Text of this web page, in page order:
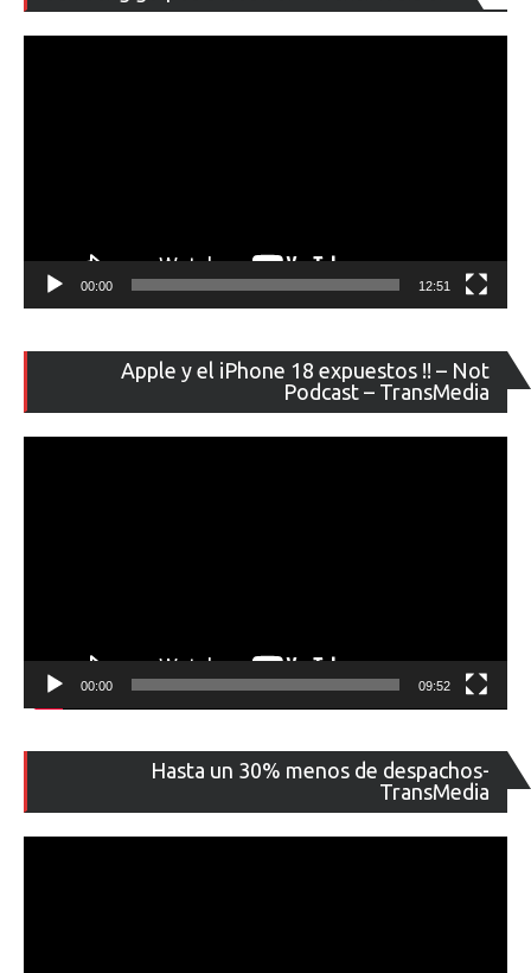
de
00:00 12:51
Apple y el iPhone 18 expuestos !! – Not
Podcast – TransMedia
de
00:00 09:52
Hasta un 30% menos de despachos-
TransMedia
de